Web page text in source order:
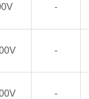
-
-
-